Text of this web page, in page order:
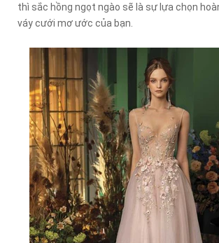
thì sắc hồng ngọt ngào sẽ là sự lựa chọn
váy cưới mơ ước của bạn.